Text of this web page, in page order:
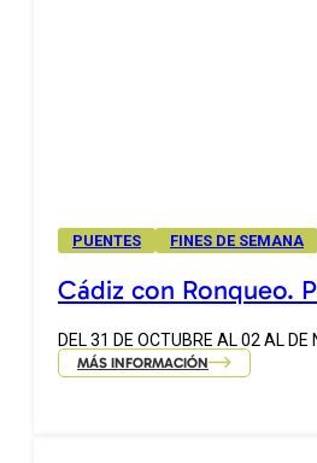
PUENTES FINES DE SEMANA
Cádiz con Ronqueo.
DEL 31 DE OCTUBRE AL 02 AL DE
MÁS INFORMACIÓN